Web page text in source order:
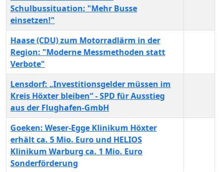
Schulbussituation: "Mehr Busse
einsetzen!"
Haase (CDU) zum Motorradlärm in der
Region: "Moderne Messmethoden statt
Verbote"
Lensdorf: „Investitionsgelder müssen im
Kreis Höxter bleiben“ - SPD für Ausstieg
aus der Flughafen-GmbH
Goeken: Weser-Egge Klinikum Höxter
erhält ca. 5 Mio. Euro und HELIOS
Klinikum Warburg ca. 1 Mio. Euro
Sonderförderung